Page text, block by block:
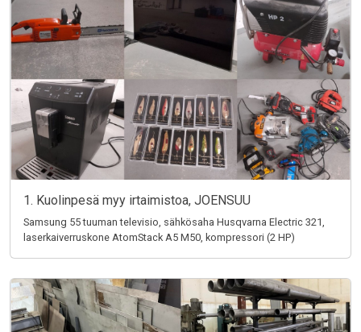
1. Kuolinpesä myy irtaimistoa, JOENSUU
Samsung 55 tuuman televisio, sähkösaha Husqvarna Electric 321,
laserkaiverruskone AtomStack A5 M50, kompressori (2 HP)